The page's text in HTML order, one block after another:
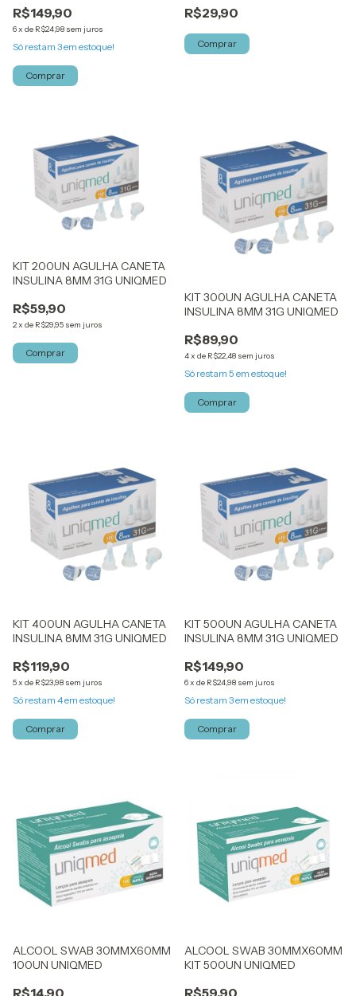
R$149,90
6x de R$24,98 sem juros
Só restam 3em estoque!
R$29,90
KIT 200UN AGULHA CANETA
INSULINA 8MM 31G UNIQMED
R$59,90
2x de R$29,95 sem juros
KIT 300UN AGULHA CANETA
INSULINA 8MM 31G UNIQMED
R$89,90
4x de R$22,48 sem juros
Só restam 5 em estoque!
KIT 400UN AGULHA CANETA
INSULINA 8MM 31G UNIQMED
R$119,90
5x de R$23,98 sem juros
Só restam 4em estoque!
KIT 500UN AGULHA CANETA
INSULINA 8MM 31G UNIQMED
R$149,90
6x de R$24,98 sem juros
Só restam 3em estoque!
ALCOOL SWAB 30MMX60MM
100UN UNIQMED
ALCOOL SWAB 30MMX60MM
KIT 500UN UNIQMED